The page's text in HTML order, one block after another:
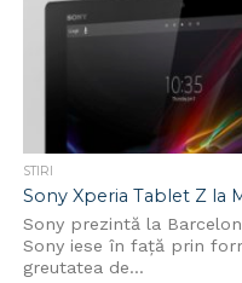
STIRI
Sony Xperia Tablet Z la
Sony prezintă la
Sony iese în față prin
greutatea de...